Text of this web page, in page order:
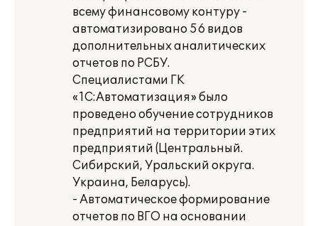
всему финансовому контуру -
автоматизировано 56 видов
дополнительных аналитических
отчетов по РСБУ.
Специалистами ГК
«1С:Автоматизация» было
проведено обучение сотрудников
предприятий на территории этих
предприятий (Центральный.
Сибирский, Уральский округа.
Украина, Беларусь).
- Автоматическое формирование
отчетов по ВГО на основании